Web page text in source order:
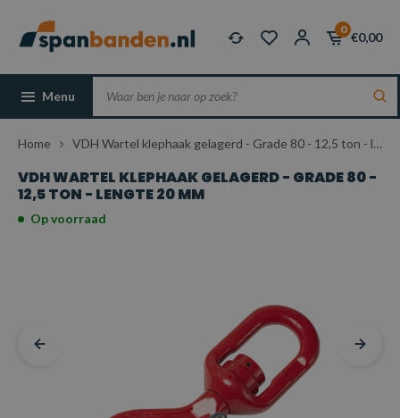
0
€0,00
Menu
Home VDH Wartel klephaak gelagerd - Grade 80 - 12,5 ton - lengte 20 mm
VDH WARTEL KLEPHAAK GELAGERD - GRADE 80 -
12,5 TON - LENGTE 20 MM
Op voorraad